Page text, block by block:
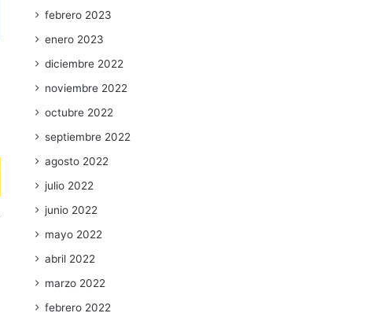
febrero 2023
enero 2023
diciembre 2022
noviembre 2022
octubre 2022
septiembre 2022
agosto 2022
julio 2022
junio 2022
mayo 2022
abril 2022
marzo 2022
febrero 2022